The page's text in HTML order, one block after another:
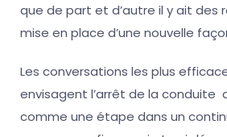
que de part et d’autre il y ait des
mise en place d’une nouvelle
Les conversations les plus
envisagent l’arrêt de la conduite
comme une étape dans un